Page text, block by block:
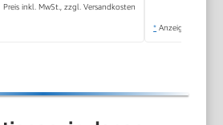
Preis inkl. MwSt., zzgl. Versandkosten
* Anzeige